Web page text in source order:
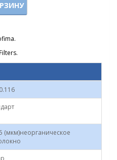
(мкм)неорганическое